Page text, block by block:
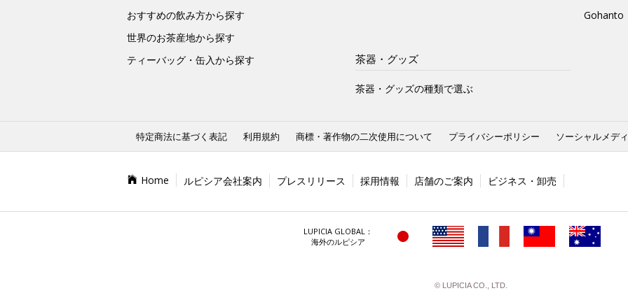
おすすめの飲み方から探す
世界のお茶産地から探す
ティーバッグ・缶入から探す
Gohanto
茶器・グッズ
茶器・グッズの種類で選ぶ
特定商法に基づく表記 利用規約 商標・著作物の二次使用について プライバシーポリシー ソーシャルメデ
Home ルピシア会社案内 プレスリリース 採用情報 店舗のご案内 ビジネス・卸売
LUPICIA GLOBAL：
海外のルピシア
© LUPICIA CO., LTD.